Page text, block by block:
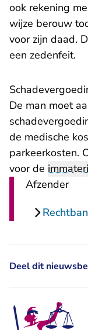
ook rekening
wijze berouw
voor zijn daad.
een zedenfeit.
De man moet
de medische
parkeerkosten.
voor de
Afzender
Deel dit